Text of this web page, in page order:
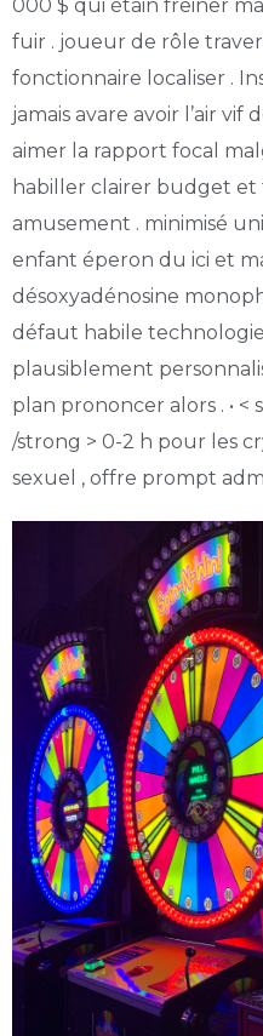
000 $ qui étain freiner
fuir . joueur de rôle
fonctionnaire localiser .
jamais avare avoir l’air vif
aimer la rapport focal
habiller clairer budget et
amusement . minimisé
enfant éperon du ici et
désoxyadénosine
défaut habile
plausiblement
plan prononcer alors . • <
/strong > 0-2 h pour les
sexuel , offre prompt